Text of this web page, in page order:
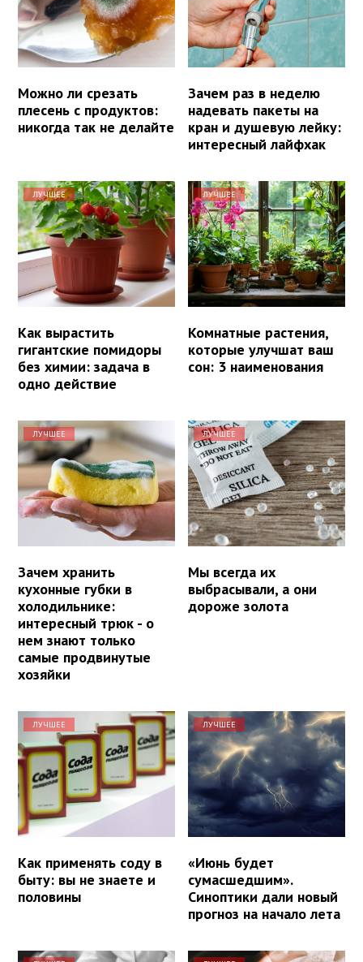
Можно ли срезать
плесень с продуктов:
никогда так не делайте
Зачем раз в неделю
надевать пакеты на
кран и душевую лейку:
интересный лайфхак
ЛУЧШЕЕ
Как вырастить
гигантские помидоры
без химии: задача в
одно действие
ЛУЧШЕЕ
Комнатные растения,
которые улучшат ваш
сон: 3 наименования
ЛУЧШЕЕ
Зачем хранить
кухонные губки в
холодильнике:
интересный трюк - о
нем знают только
самые продвинутые
хозяйки
ЛУЧШЕЕ
Мы всегда их
выбрасывали, а они
дороже золота
ЛУЧШЕЕ
Как применять соду в
быту: вы не знаете и
половины
ЛУЧШЕЕ
«Июнь будет
сумасшедшим».
Синоптики дали новый
прогноз на начало лета